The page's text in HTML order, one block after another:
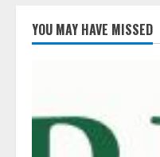
「Agentic
IoT
YOU MAY HAVE MISSED